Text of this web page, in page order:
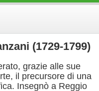
(1729-1799)
grazie alle sue
il precursore di una
Insegnò a Reggio